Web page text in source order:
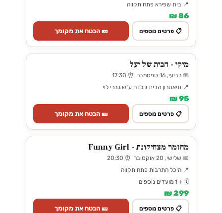
📍 בית שפירא פתח תקווה
86 ₪
📋 פרטים נוספים 🎫 הבטח את מקומך
מיקי - הבית של יעל
📅 רביעי, 16 ספטמבר ⏰ 17:30
📍 תיאטרון הבית גולדה ע"ש גברי לוי
95 ₪
📋 פרטים נוספים 🎫 הבטח את מקומך
מחזמר מצחיקונת - Funny Girl
📅 שלישי, 20 אוקטובר ⏰ 20:30
📍 היכל התרבות פתח תקווה
🗓️ + 1 מועדים נוספים
299 ₪
📋 פרטים נוספים 🎫 הבטח את מקומך